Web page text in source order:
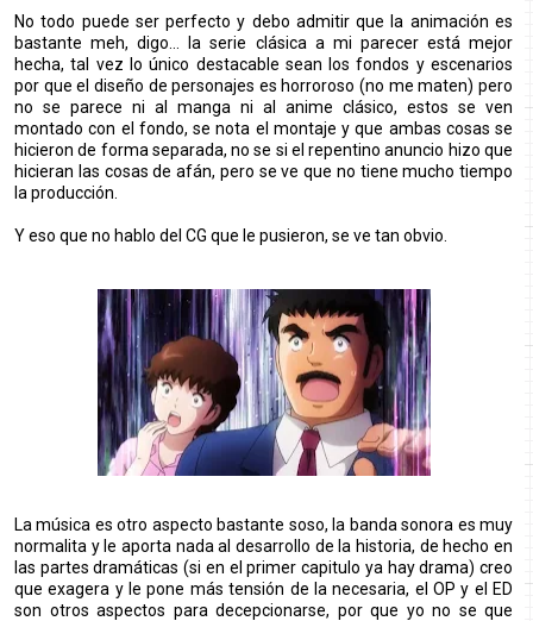
No todo puede ser perfecto y debo admitir que la animación es
bastante meh, digo... la serie clásica a mi parecer está mejor
hecha, tal vez lo único destacable sean los fondos y escenarios
por que el diseño de personajes es horroroso (no me maten) pero
no se parece ni al manga ni al anime clásico, estos se ven
montado con el fondo, se nota el montaje y que ambas cosas se
hicieron de forma separada, no se si el repentino anuncio hizo que
hicieran las cosas de afán, pero se ve que no tiene mucho tiempo
la producción.
Y eso que no hablo del CG que le pusieron, se ve tan obvio.
La música es otro aspecto bastante soso, la banda sonora es muy
normalita y le aporta nada al desarrollo de la historia, de hecho en
las partes dramáticas (si en el primer capitulo ya hay drama) creo
que exagera y le pone más tensión de la necesaria, el OP y el ED
son otros aspectos para decepcionarse, por que yo no se que